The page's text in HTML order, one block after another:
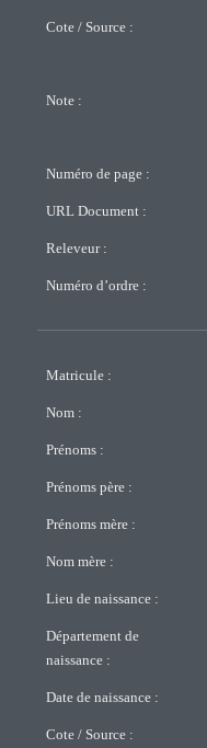
Cote / Source :
Note :
Numéro de page :
URL Document :
Releveur :
Numéro d’ordre :
Matricule :
Nom :
Prénoms :
Prénoms père :
Prénoms mère :
Nom mère :
Lieu de naissance :
Département de
naissance :
Date de naissance :
Cote / Source :